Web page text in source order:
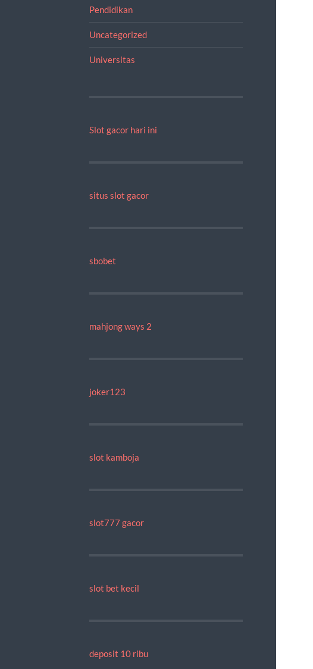
Pendidikan
Uncategorized
Universitas
Slot gacor hari ini
situs slot gacor
sbobet
mahjong ways 2
joker123
slot kamboja
slot777 gacor
slot bet kecil
deposit 10 ribu